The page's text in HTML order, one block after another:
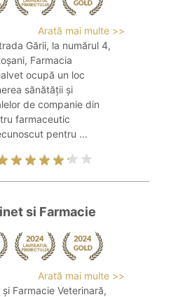
Arată mai multe >>
Gării, la numărul 4,
Farmacia
ocupă un loc
sănătății și
de companie din
farmaceutic
pentru ...
si Farmacie
Arată mai multe >>
Farmacie Veterinară,